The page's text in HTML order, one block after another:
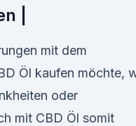
|
mit dem
Öl kaufen möchte,
oder
mit CBD Öl somit